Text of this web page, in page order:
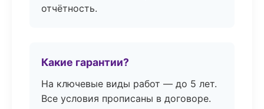
отчётность.
Какие гарантии?
На ключевые виды работ — до 5 лет.
Все условия прописаны в договоре.